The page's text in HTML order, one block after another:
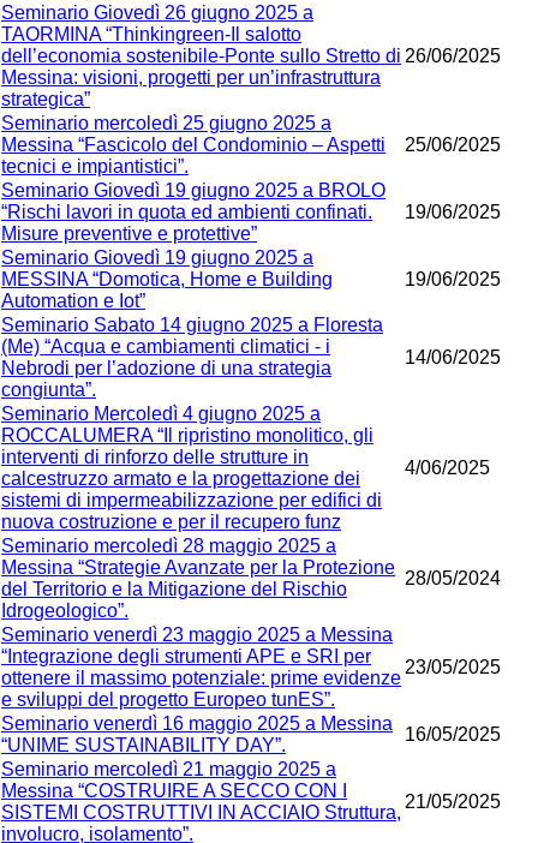
Seminario Giovedì 26 giugno 2025 a
TAORMINA “Thinkingreen-Il salotto
dell’economia sostenibile-Ponte sullo Stretto di
Messina: visioni, progetti per un’infrastruttura
strategica”
26/06/2025
Seminario mercoledì 25 giugno 2025 a
Messina “Fascicolo del Condominio – Aspetti
tecnici e impiantistici”.
25/06/2025
Seminario Giovedì 19 giugno 2025 a BROLO
“Rischi lavori in quota ed ambienti confinati.
Misure preventive e protettive”
19/06/2025
Seminario Giovedì 19 giugno 2025 a
MESSINA “Domotica, Home e Building
Automation e Iot”
19/06/2025
Seminario Sabato 14 giugno 2025 a Floresta
(Me) “Acqua e cambiamenti climatici - i
Nebrodi per l’adozione di una strategia
congiunta”.
14/06/2025
Seminario Mercoledì 4 giugno 2025 a
ROCCALUMERA “Il ripristino monolitico, gli
interventi di rinforzo delle strutture in
calcestruzzo armato e la progettazione dei
sistemi di impermeabilizzazione per edifici di
nuova costruzione e per il recupero funz
4/06/2025
Seminario mercoledì 28 maggio 2025 a
Messina “Strategie Avanzate per la Protezione
del Territorio e la Mitigazione del Rischio
Idrogeologico”.
28/05/2024
Seminario venerdì 23 maggio 2025 a Messina
“Integrazione degli strumenti APE e SRI per
ottenere il massimo potenziale: prime evidenze
e sviluppi del progetto Europeo tunES”.
23/05/2025
Seminario venerdì 16 maggio 2025 a Messina
“UNIME SUSTAINABILITY DAY”.
16/05/2025
Seminario mercoledì 21 maggio 2025 a
Messina “COSTRUIRE A SECCO CON I
SISTEMI COSTRUTTIVI IN ACCIAIO Struttura,
involucro, isolamento”.
21/05/2025